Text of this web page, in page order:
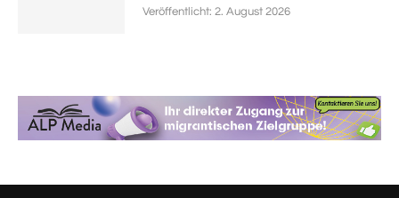
Veröffentlicht: 2. August 2026